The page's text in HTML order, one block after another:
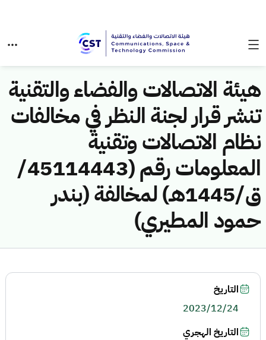
هيئة الاتصالات والفضاء والتقنية
تنشر قرار لجنة النظر في مخالفات
نظام الاتصالات وتقنية
المعلومات رقم (45114443/
ق/1445هـ) لمخالفة (بندر
حمود المطيري)
التاريخ
2023/12/24
التاريخ الهجري